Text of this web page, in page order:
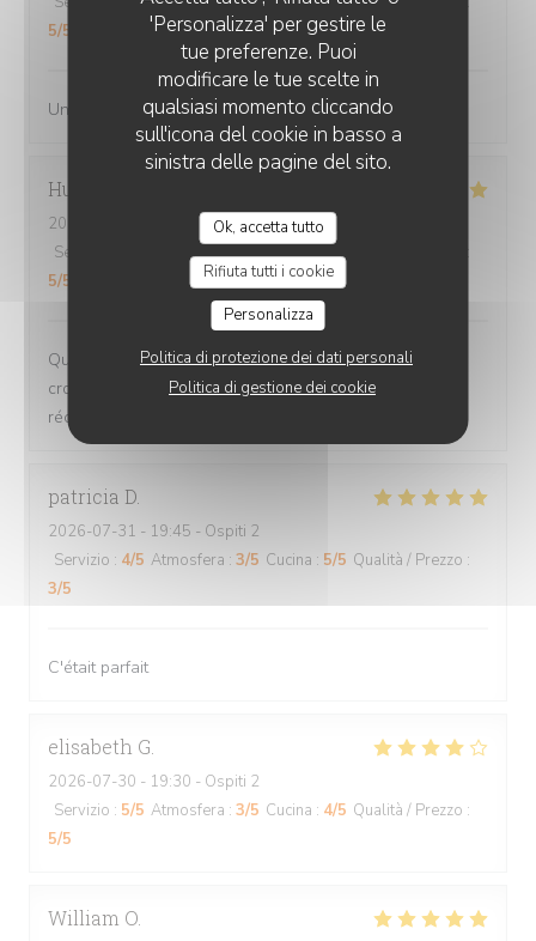
'Personalizza' per gestire le
tue preferenze. Puoi
modificare le tue scelte in
qualsiasi momento cliccando
sull'icona del cookie in basso a
sinistra delle pagine del sito.
Ok, accetta tutto
Rifiuta tutti i cookie
Personalizza
Politica di protezione dei dati personali
Politica di gestione dei cookie
5/5
Un coin tres sympa je recommande je reviendrai
Hugo
2026-08-01
- 20:30 - Ospiti 2
Servizio
Atmosfera:5/5 Cucina:5/5
5/5
Qualité des plats (et des portions !) excellente, on se
croirait vraiment chez Mamie. Carte composée de plats
réconfortants ❤️
patricia D
2026-07-31 - 19:45 - Ospiti 2
Servizio : 4/5 Atmosfera : 3/5 Cucina : 5/5 Qualità / Prezzo :
3/5
C'était parfait
elisabeth G
2026-07-30 - 19:30 - Ospiti 2
Servizio : 5/5 Atmosfera : 3/5 Cucina : 4/5 Qualità / Prezzo :
5/5
William O